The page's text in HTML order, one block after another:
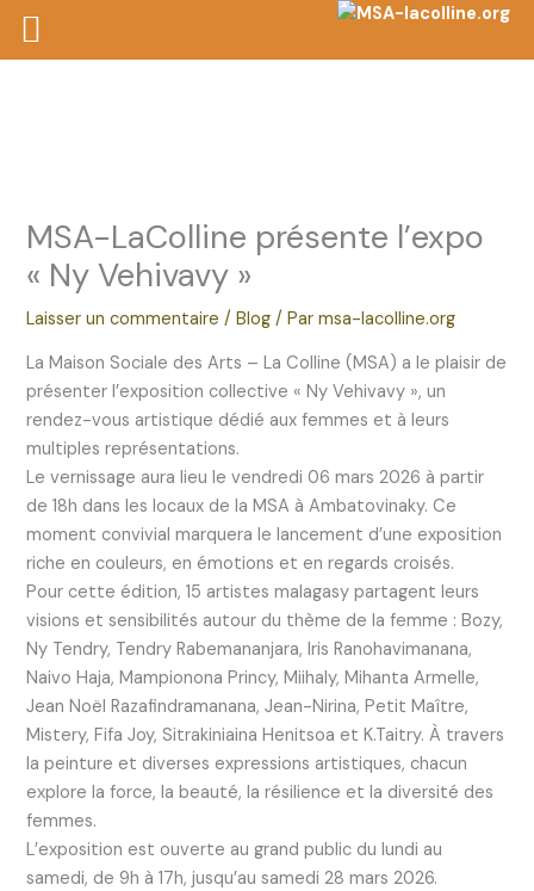
Aller
MSA-LaColline présente l’expo
« Ny Vehivavy »
Laisser un commentaire /Blog / Parmsa-lacolline.org
La Maison Sociale des Arts – La Colline (MSA) a le plaisir de
présenter l’exposition collective « Ny Vehivavy », un
rendez-vous artistique dédié aux femmes et à leurs
multiples représentations.
Le vernissage aura lieu le vendredi 06 mars 2026 à partir
de 18h dans les locaux de la MSA à Ambatovinaky. Ce
moment convivial marquera le lancement d’une exposition
riche en couleurs, en émotions et en regards croisés.
Pour cette édition, 15 artistes malagasy partagent leurs
visions et sensibilités autour du thème de la femme : Bozy,
Ny Tendry, Tendry Rabemananjara, Iris Ranohavimanana,
Naivo Haja, Mampionona Princy, Miihaly, Mihanta Armelle,
Jean Noël Razafindramanana, Jean-Nirina, Petit Maître,
Mistery, Fifa Joy, Sitrakiniaina Henitsoa et K.Taitry. À travers
la peinture et diverses expressions artistiques, chacun
explore la force, la beauté, la résilience et la diversité des
femmes.
L’exposition est ouverte au grand public du lundi au
samedi, de 9h à 17h, jusqu’au samedi 28 mars 2026.